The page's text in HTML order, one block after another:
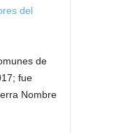
del
de
fue
Nombre